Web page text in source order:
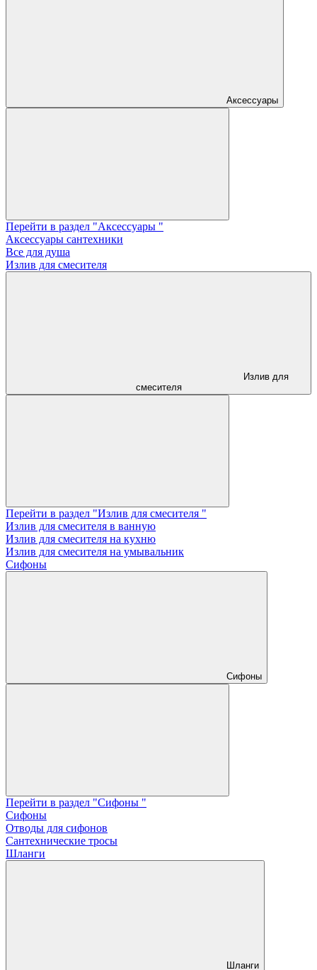
Аксессуары
Перейти в раздел "Аксессуары "
Аксессуары сантехники
Все для душа
Излив для смесителя
Излив для
смесителя
Перейти в раздел "Излив для смесителя "
Излив для смесителя в ванную
Излив для смесителя на кухню
Излив для смесителя на умывальник
Сифоны
Сифоны
Перейти в раздел "Сифоны "
Сифоны
Отводы для сифонов
Сантехнические тросы
Шланги
Шланги